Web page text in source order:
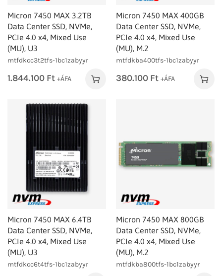
Micron 7450 MAX 3.2TB
Data Center SSD, NVMe,
PCIe 4.0 x4, Mixed Use
(MU), U3
mtfdkcc3t2tfs-1bc1zabyyr
1.844.100 Ft +ÁFA
Micron 7450 MAX 400GB
Data Center SSD, NVMe,
PCIe 4.0 x4, Mixed Use
(MU), M.2
mtfdkba400tfs-1bc1zabyyr
380.100 Ft +ÁFA
Micron 7450 MAX 6.4TB
Data Center SSD, NVMe,
PCIe 4.0 x4, Mixed Use
(MU), U3
mtfdkcc6t4tfs-1bc1zabyyr
Micron 7450 MAX 800GB
Data Center SSD, NVMe,
PCIe 4.0 x4, Mixed Use
(MU), M.2
mtfdkba800tfs-1bc1zabyyr